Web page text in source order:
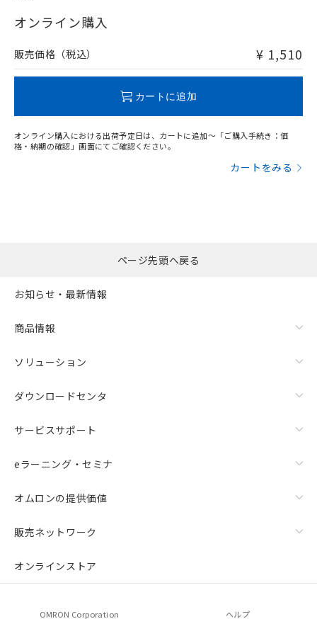
在庫等で未対応品が混在する可能性があります。
問い合わせください。
オンライン購入
販売価格（税込） ¥ 1,510
カートに追加
オンライン購入における出荷予定日は、カートに追加～「ご購入手続き：価
格・納期の確認」画面にてご確認ください。
カートをみる
ページ先頭へ戻る
お知らせ・最新情報
商品情報
ソリューション
ダウンロードセンタ
サービスサポート
eラーニング・セミナ
オムロンの提供価値
販売ネットワーク
オンラインストア
OMRON Corporation ヘルプ